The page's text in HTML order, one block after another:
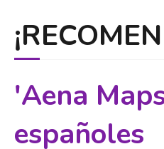
'Aena
españoles